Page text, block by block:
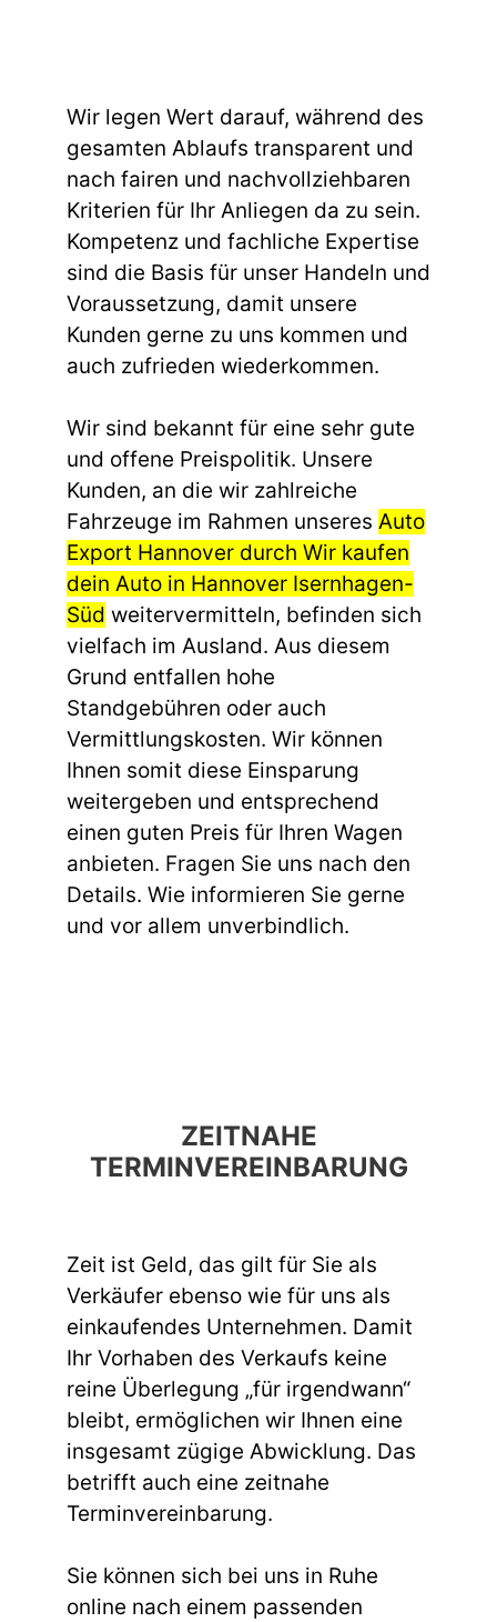
Wir legen Wert darauf, während des
gesamten Ablaufs transparent und
nach fairen und nachvollziehbaren
Kriterien für Ihr Anliegen da zu sein.
Kompetenz und fachliche Expertise
sind die Basis für unser Handeln und
Voraussetzung, damit unsere
Kunden gerne zu uns kommen und
auch zufrieden wiederkommen.
Wir sind bekannt für eine sehr gute
und offene Preispolitik. Unsere
Kunden, an die wir zahlreiche
Fahrzeuge im Rahmen unseres Auto
Export Hannover durch Wir kaufen
dein Auto in Hannover Isernhagen-
Süd weitervermitteln, befinden sich
vielfach im Ausland. Aus diesem
Grund entfallen hohe
Standgebühren oder auch
Vermittlungskosten. Wir können
Ihnen somit diese Einsparung
weitergeben und entsprechend
einen guten Preis für Ihren Wagen
anbieten. Fragen Sie uns nach den
Details. Wie informieren Sie gerne
und vor allem unverbindlich.
ZEITNAHE
TERMINVEREINBARUNG
Zeit ist Geld, das gilt für Sie als
Verkäufer ebenso wie für uns als
einkaufendes Unternehmen. Damit
Ihr Vorhaben des Verkaufs keine
reine Überlegung „für irgendwann“
bleibt, ermöglichen wir Ihnen eine
insgesamt zügige Abwicklung. Das
betrifft auch eine zeitnahe
Terminvereinbarung.
Sie können sich bei uns in Ruhe
online nach einem passenden